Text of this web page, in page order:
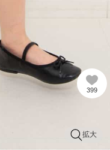
399
拡大